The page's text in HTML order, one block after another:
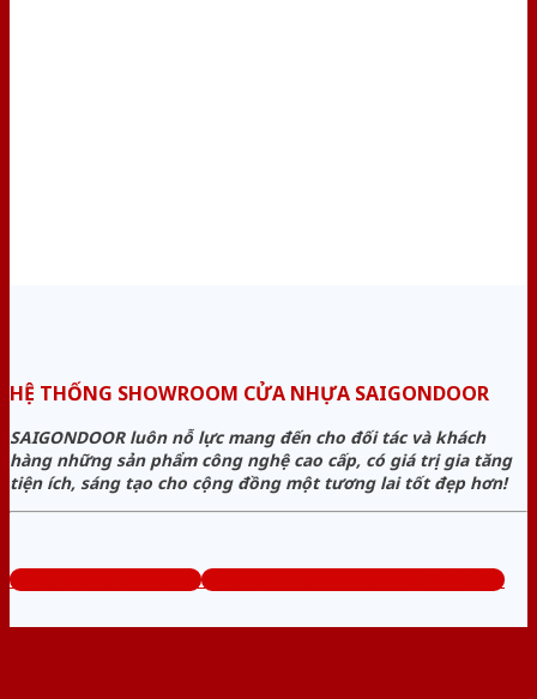
HỆ THỐNG SHOWROOM CỬA NHỰA SAIGONDOOR
SAIGONDOOR luôn nỗ lực mang đến cho đối tác và khách
hàng những sản phẩm công nghệ cao cấp, có giá trị gia tăng
tiện ích, sáng tạo cho cộng đồng một tương lai tốt đẹp hơn!
www.sieuthicuanhua.net Tổng đài tư vấn miễn phí: 0824.400.400